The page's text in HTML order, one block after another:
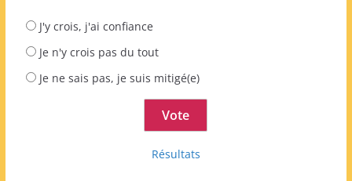
J'y crois, j'ai confiance
Je n'y crois pas du tout
Je ne sais pas, je suis mitigé(e)
Résultats